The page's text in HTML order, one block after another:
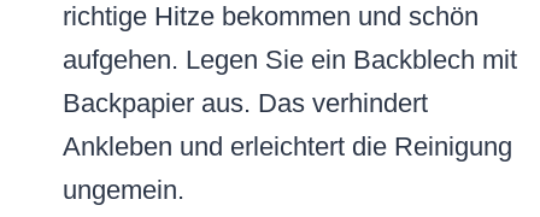
richtige Hitze bekommen und schön
aufgehen. Legen Sie ein Backblech mit
Backpapier aus. Das verhindert
Ankleben und erleichtert die Reinigung
ungemein.